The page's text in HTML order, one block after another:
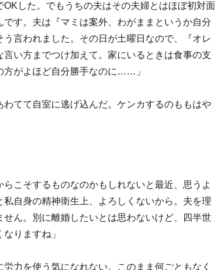
した。でもうちの夫はその夫婦とはほぼ初対面
す。夫は『マミは案外、わがままというか自分
言われました。その日が土曜日なので、『オレ
い方までつけ加えて。家にいるときは食事の支
方がよほど自分勝手なのに……」
てて自室に逃げ込んだ。ケンカするのももはや
こそするものなのかもしれないと最近、思うよ
自身の精神衛生上、よろしくないから。夫を理
ん。別に離婚したいとは思わないけど、四半世
りますね」
力を使う気になれない。このまま何ごともなく